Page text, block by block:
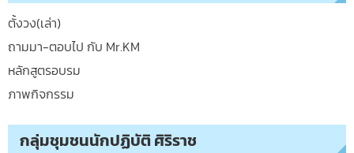
ตั้งวง(เล่า)
ถามมา-ตอบไป กับ Mr.KM
หลักสูตรอบรม
ภาพกิจกรรม
กลุ่มชุมชนนักปฏิบัติ ศิริราช